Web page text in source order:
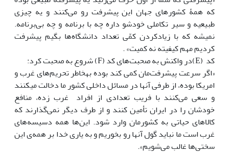
که همۀ کشورهای جهان این پیشرفت رو می‌کنند و یه چیزی
طبیعیه و سیر تکاملی خودشو داره چه با برنامه و چه بی‌برنامه.
نمیشه که با زیادکردن کمّی تعداد دانشگاه‌ها بگیم پیشرفت
کردیم مهم کیفیته نه کمیت» .
کد (E)در واکنش به صحبت‌های کد (F) شروع به صحبت کرد:
«اگر سرعت پیشرفت‌مان کمی کند بوده به‎خاطر تحریم‌های غرب و
امریکا بوده، از طرفی آن‏ها‎ در مسائل داخلی کشور ما دخالت می‎کنند
و سعی می‌کنند با فریب تعدادی از افراد غرب زده، منافع
خودشان را در ایران تأمین کنند و از طرف دیگر نمی‌گذارند که
کالاهای حیاتی به کشورمان وارد شود. این‌ها همه دسیسه‌های
غرب است ما نباید گول آن‏ها‎ رو بخوریم و به یاری خدا بر همه‌ی این
سختی‌ها غالب می‌شویم».